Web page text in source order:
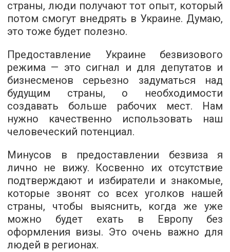
страны, люди получают тот опыт, который
потом смогут внедрять в Украине. Думаю,
это тоже будет полезно.
Предоставление Украине безвизового
режима — это сигнал и для депутатов и
бизнесменов серьезно задуматься над
будущим страны, о необходимости
создавать больше рабочих мест. Нам
нужно качественно использовать наш
человеческий потенциал.
Минусов в предоставлении безвиза я
лично не вижу. Косвенно их отсутствие
подтверждают и избиратели и знакомые,
которые звонят со всех уголков нашей
страны, чтобы выяснить, когда же уже
можно будет ехать в Европу без
оформления визы. Это очень важно для
людей в регионах.